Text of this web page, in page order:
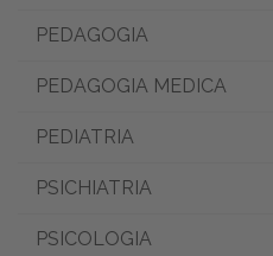
PEDAGOGIA
PEDAGOGIA MEDICA
PEDIATRIA
PSICHIATRIA
PSICOLOGIA